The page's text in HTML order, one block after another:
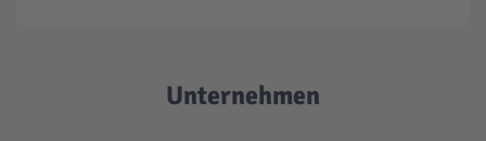
Unternehmen